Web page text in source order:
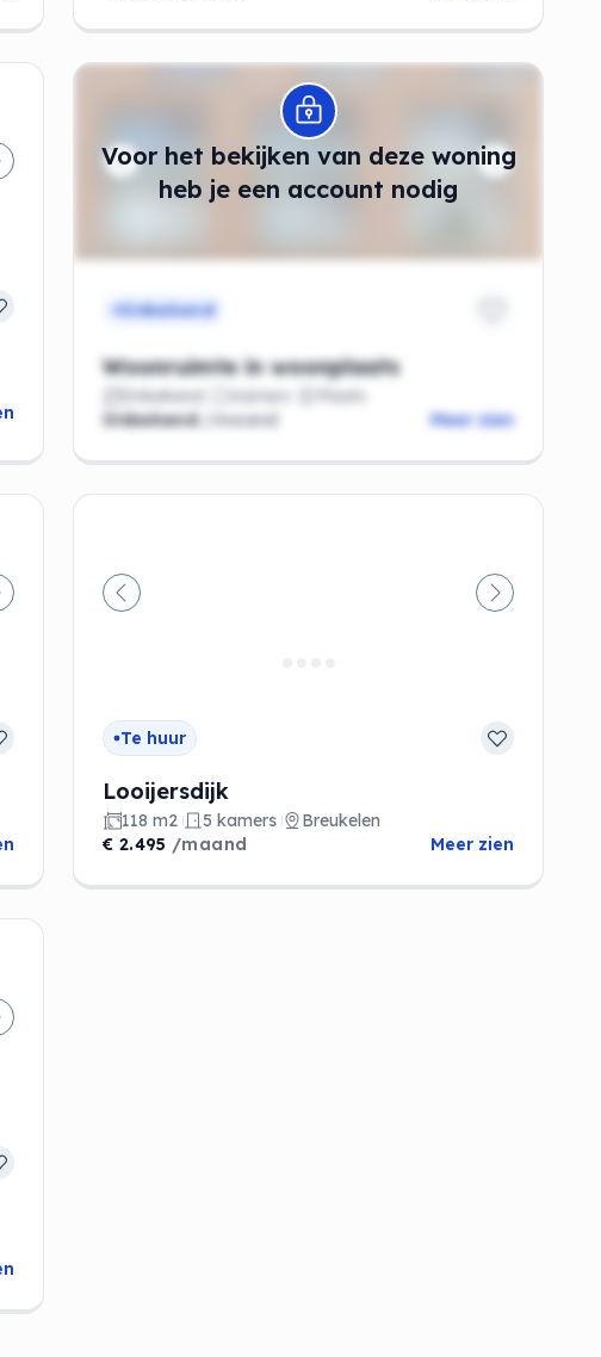
Voor het bekijken van deze woning
heb je een account nodig
Modal openen
Onbekend
Woonruimte in woonplaats
Onbekend Kamers
Plaats
Onbekend
/maand Meer zien
Vorige Volgende
Te huur
Looijersdijk
118 m2 5 kamers
Breukelen
€ 2.495 /maand Meer zien